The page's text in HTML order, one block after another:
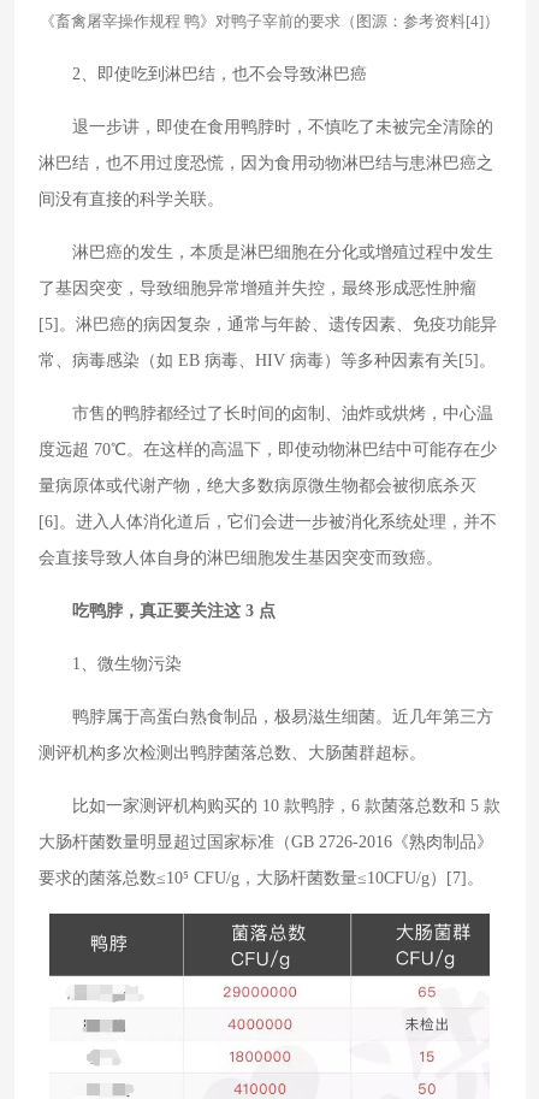
《畜禽屠宰操作规程 鸭》对鸭子宰前的要求（图源：参考资料[4]）
2、即使吃到淋巴结，也不会导致淋巴癌
退一步讲，即使在食用鸭脖时，不慎吃了未被完全清除的
淋巴结，也不用过度恐慌，因为食用动物淋巴结与患淋巴癌之
间没有直接的科学关联。
淋巴癌的发生，本质是淋巴细胞在分化或增殖过程中发生
了基因突变，导致细胞异常增殖并失控，最终形成恶性肿瘤
[5]。淋巴癌的病因复杂，通常与年龄、遗传因素、免疫功能异
常、病毒感染（如 EB 病毒、HIV 病毒）等多种因素有关[5]。
市售的鸭脖都经过了长时间的卤制、油炸或烘烤，中心温
度远超 70℃。在这样的高温下，即使动物淋巴结中可能存在少
量病原体或代谢产物，绝大多数病原微生物都会被彻底杀灭
[6]。进入人体消化道后，它们会进一步被消化系统处理，并不
会直接导致人体自身的淋巴细胞发生基因突变而致癌。
吃鸭脖，真正要关注这 3 点
1、微生物污染
鸭脖属于高蛋白熟食制品，极易滋生细菌。近几年第三方
测评机构多次检测出鸭脖菌落总数、大肠菌群超标。
比如一家测评机构购买的 10 款鸭脖，6 款菌落总数和 5 款
大肠杆菌数量明显超过国家标准（GB 2726-2016《熟肉制品》
要求的菌落总数≤10⁵ CFU/g，大肠杆菌数量≤10CFU/g）[7]。